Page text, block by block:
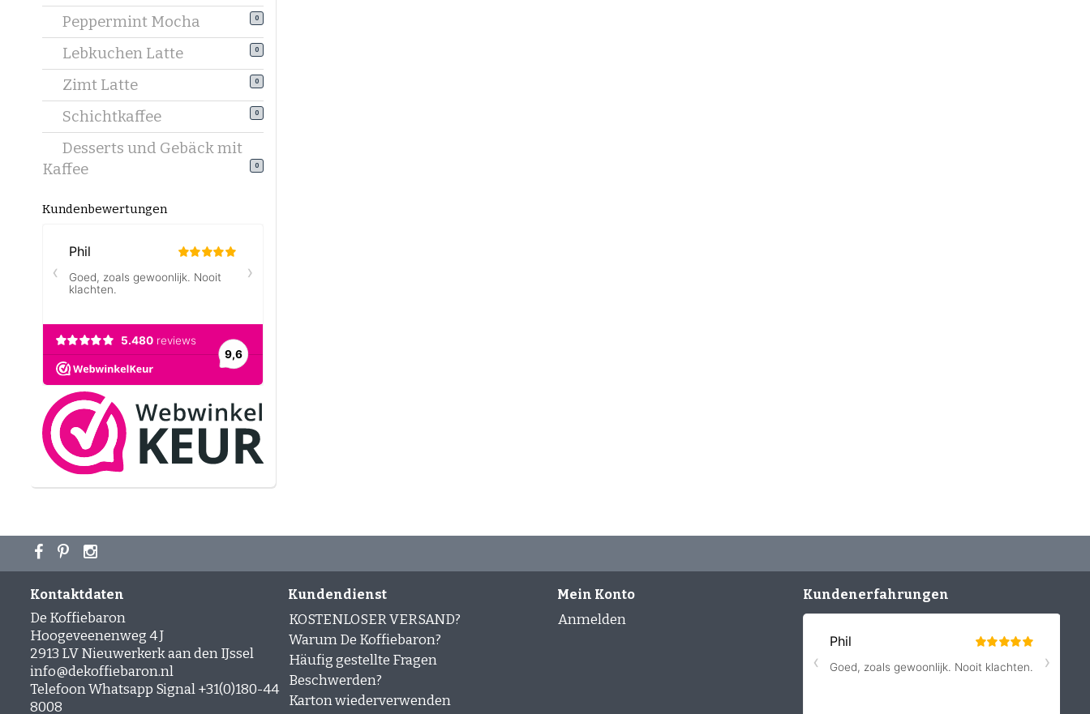
Peppermint Mocha 0
Lebkuchen Latte 0
Zimt Latte 0
Schichtkaffee 0
Desserts und Gebäck mit
Kaffee
0
Kundenbewertungen
Kontaktdaten
De Koffiebaron
Hoogeveenenweg 4 J
2913 LV Nieuwerkerk aan den IJssel
info@dekoffiebaron.nl
Telefoon Whatsapp Signal +31(0)180-44
8008
Kundendienst
KOSTENLOSER VERSAND?
Warum De Koffiebaron?
Häufig gestellte Fragen
Beschwerden?
Karton wiederverwenden
Mein Konto
Anmelden
Kundenerfahrungen